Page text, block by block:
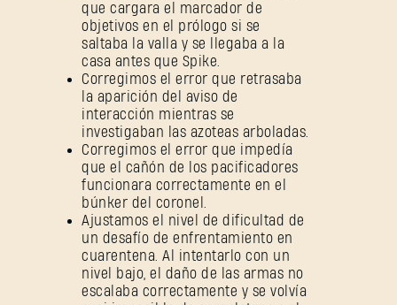
que cargara el marcador de
objetivos en el prólogo si se
saltaba la valla y se llegaba a la
casa antes que Spike.
Corregimos el error que retrasaba
la aparición del aviso de
interacción mientras se
investigaban las azoteas arboladas.
Corregimos el error que impedía
que el cañón de los pacificadores
funcionara correctamente en el
búnker del coronel.
Ajustamos el nivel de dificultad de
un desafío de enfrentamiento en
cuarentena. Al intentarlo con un
nivel bajo, el daño de las armas no
escalaba correctamente y se volvía